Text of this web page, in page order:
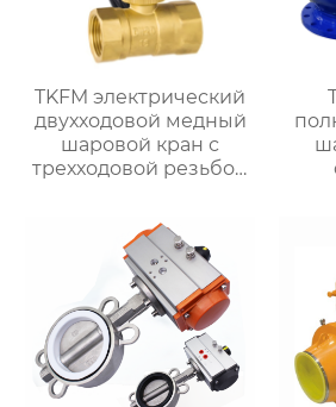
TKFM электрический
двухходовой медный
шаровой кран с
трехходовой резьбой